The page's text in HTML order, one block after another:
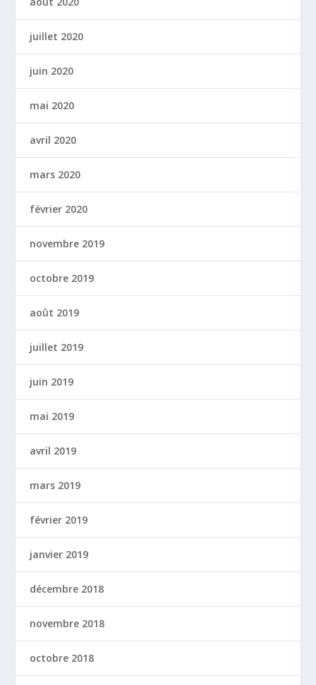
juillet 2020
juin 2020
mai 2020
avril 2020
mars 2020
février 2020
novembre 2019
octobre 2019
août 2019
juillet 2019
juin 2019
mai 2019
avril 2019
mars 2019
février 2019
janvier 2019
décembre 2018
novembre 2018
octobre 2018